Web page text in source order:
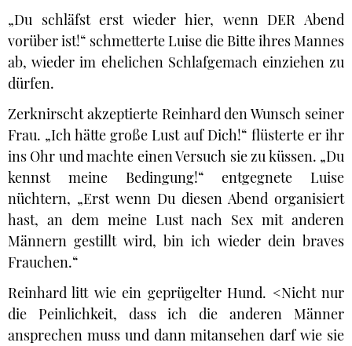
„Du schläfst erst wieder hier, wenn DER Abend
vorüber ist!“ schmetterte Luise die Bitte ihres Mannes
ab, wieder im ehelichen Schlafgemach einziehen zu
dürfen.
Zerknirscht akzeptierte Reinhard den Wunsch seiner
Frau. „Ich hätte große Lust auf Dich!“ flüsterte er ihr
ins Ohr und machte einen Versuch sie zu küssen. „Du
kennst meine Bedingung!“ entgegnete Luise
nüchtern, „Erst wenn Du diesen Abend organisiert
hast, an dem meine Lust nach Sex mit anderen
Männern gestillt wird, bin ich wieder dein braves
Frauchen.“
Reinhard litt wie ein geprügelter Hund. <Nicht nur
die Peinlichkeit, dass ich die anderen Männer
ansprechen muss und dann mitansehen darf wie sie